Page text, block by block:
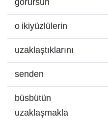
o ikiyüzlülerin
uzaklaştıklarını
senden
büsbütün
uzaklaşmakla